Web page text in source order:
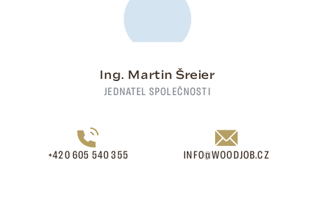
Ing. Martin Šreier
JEDNATEL SPOLEČNOSTI
+420 605 540 355 INFO@WOODJOB.CZ